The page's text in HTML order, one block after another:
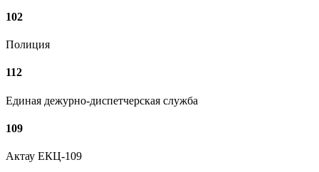
102
Полиция
112
Единая дежурно-диспетчерская служба
109
Актау ЕКЦ-109